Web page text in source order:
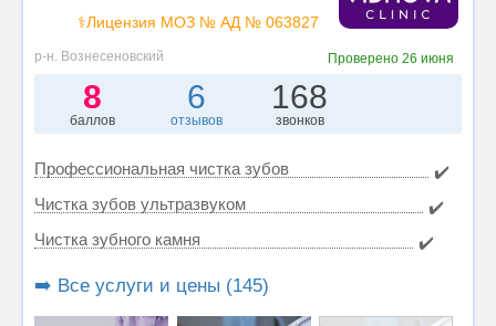
⚕️Лицензия МОЗ № АД № 063827
р-н. Вознесеновский Проверено 26 июня
8
баллов
6
отзывов
168
звонков
Профессиональная чистка зубов
✔️
Чистка зубов ультразвуком
✔️
Чистка зубного камня
✔️
➡️ Все услуги и цены (145)